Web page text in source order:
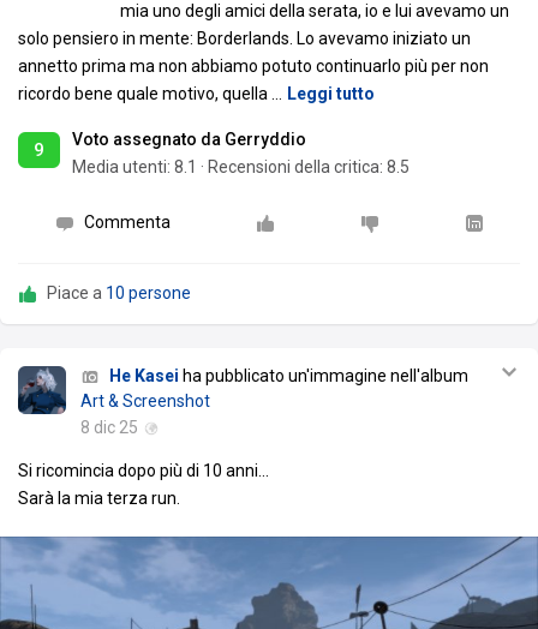
mia uno degli amici della serata, io e lui avevamo un
solo pensiero in mente: Borderlands. Lo avevamo iniziato un
annetto prima ma non abbiamo potuto continuarlo più per non
ricordo bene quale motivo, quella… Leggi tutto
9
Voto assegnato da Gerryddio
Media utenti: 8.1 · Recensioni della critica: 8.5
Commenta
Piace a 10 persone
He Kasei ha pubblicato un'immagine nell'album
Art & Screenshot
8 dic 25
Si ricomincia dopo più di 10 anni...
Sarà la mia terza run.